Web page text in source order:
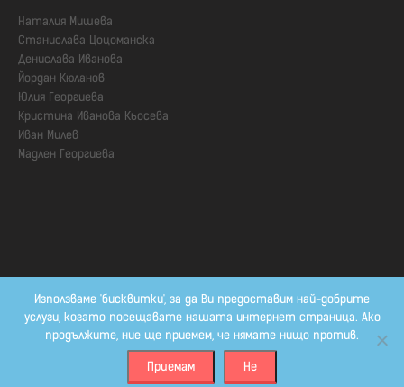
Наталия Мишева
Станислава Цоцоманска
Денислава Иванова
Йордан Кюланов
Юлия Георгиева
Кристина Иванова Кьосева
Иван Милев
Мадлен Георгиева
© 2009-2026 Гражданско сдружение Алцхаймер България. All Rights
Reserved
Developed by
Shtrak!
Използваме 'бисквитки', за да Ви предоставим най-добрите
услуги, когато посещавате нашата интернет страница. Ако
продължите, ние ще приемем, че нямате нищо против.
Приемам Не